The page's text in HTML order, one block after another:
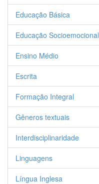
Educação Básica
Educação Socioemocional
Ensino Médio
Escrita
Formação Integral
Gêneros textuais
Interdisciplinaridade
Linguagens
Língua Inglesa